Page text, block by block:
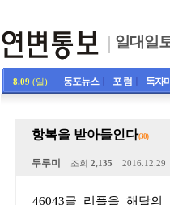
일대일
8.09 (일) 동포뉴스ㅣ 포 럼 독자
항복을 받아들인다(30)
두루미 조회 2,135 2016.12.29
46043글 리플을 해탈의